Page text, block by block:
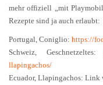
mehr offiziell „mit
Rezepte sind ja auch erlaubt:
Portugal, Coniglio: https://
Schweiz, Geschnetzeltes:
llapingachos/
Ecuador, Llapingachos: Link